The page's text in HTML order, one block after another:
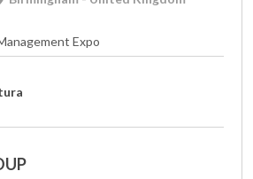
Expo